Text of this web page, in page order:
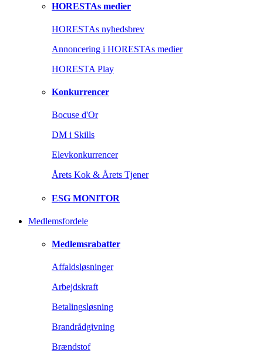
HORESTAs medier
HORESTAs nyhedsbrev
Annoncering i HORESTAs medier
HORESTA Play
Konkurrencer
Bocuse d'Or
DM i Skills
Elevkonkurrencer
Årets Kok & Årets Tjener
ESG MONITOR
Medlemsfordele
Medlemsrabatter
Affaldsløsninger
Arbejdskraft
Betalingsløsning
Brandrådgivning
Brændstof